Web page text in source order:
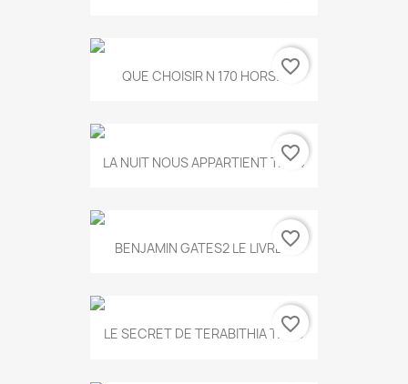
QUE CHOISIR N 170 HORS...favorite_border
LA NUIT NOUS APPARTIENT T.634
favorite_border
BENJAMIN GATES2 LE LIVRE...
favorite_border
LE SECRET DE TERABITHIA T.560
favorite_border